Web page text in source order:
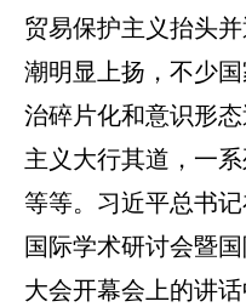
贸易保护主义抬头
潮明显上扬，不少
治碎片化和意识形
主义大行其道，一
等等。 习近平总书
国际学术研讨会暨
大会开幕会上的讲话